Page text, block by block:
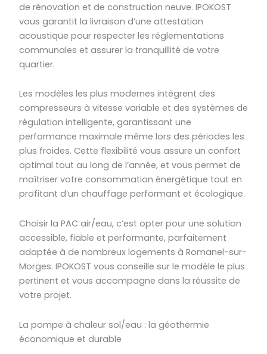
de rénovation et de construction neuve. IPOKOST
vous garantit la livraison d’une attestation
acoustique pour respecter les réglementations
communales et assurer la tranquillité de votre
quartier.
Les modèles les plus modernes intègrent des
compresseurs à vitesse variable et des systèmes de
régulation intelligente, garantissant une
performance maximale même lors des périodes les
plus froides. Cette flexibilité vous assure un confort
optimal tout au long de l’année, et vous permet de
maîtriser votre consommation énergétique tout en
profitant d’un chauffage performant et écologique.
Choisir la PAC air/eau, c’est opter pour une solution
accessible, fiable et performante, parfaitement
adaptée à de nombreux logements à Romanel-sur-
Morges. IPOKOST vous conseille sur le modèle le plus
pertinent et vous accompagne dans la réussite de
votre projet.
La pompe à chaleur sol/eau : la géothermie
économique et durable